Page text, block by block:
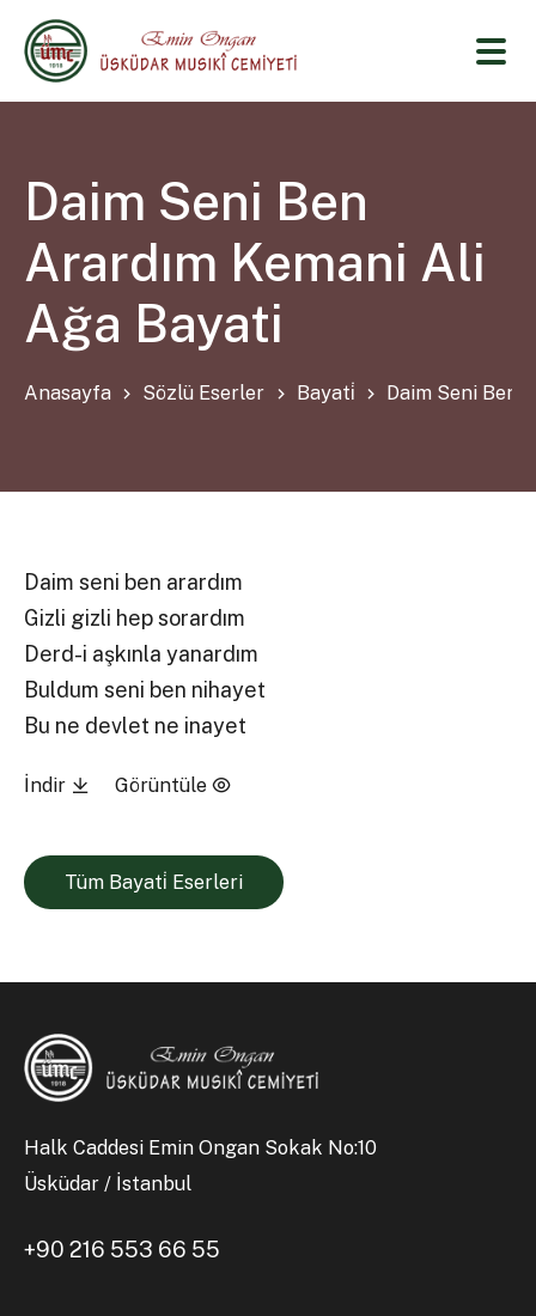
Daim Seni Ben
Arardım Kemani Ali
Ağa Bayati
Anasayfa Sözlü Eserler Bayati̇ Daim Seni Ben
Daim seni ben arardım
Gizli gizli hep sorardım
Derd-i aşkınla yanardım
Buldum seni ben nihayet
Bu ne devlet ne inayet
İndir Görüntüle
Tüm Bayati̇ Eserleri
Halk Caddesi Emin Ongan Sokak No:10
Üsküdar / İstanbul
+90 216 553 66 55